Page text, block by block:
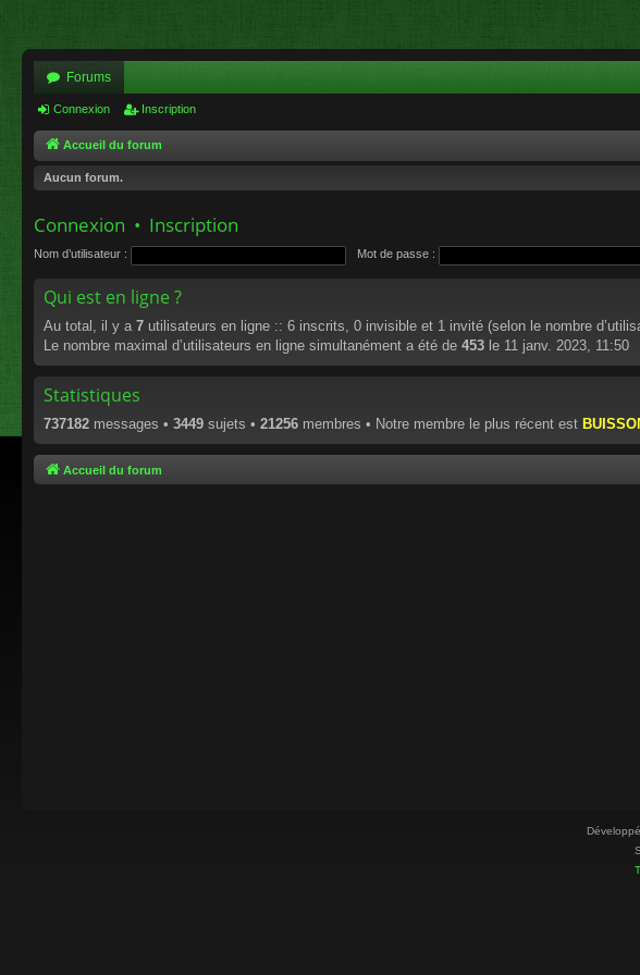
Forums
Connexion Inscription
Accueil du forum
Aucun forum.
Connexion • Inscription
Nom d’utilisateur : Mot de passe :
Qui est en ligne ?
Au total, il y a 7 utilisateurs en ligne :: 6 inscrits, 0 invisible et 1 invité (selon le nombre
Le nombre maximal d’utilisateurs en ligne simultanément a été de 453 le 11 janv. 2023, 11:50
Statistiques
737182 messages • 3449 sujets • 21256 membres • Notre membre le plus récent est
Accueil du forum